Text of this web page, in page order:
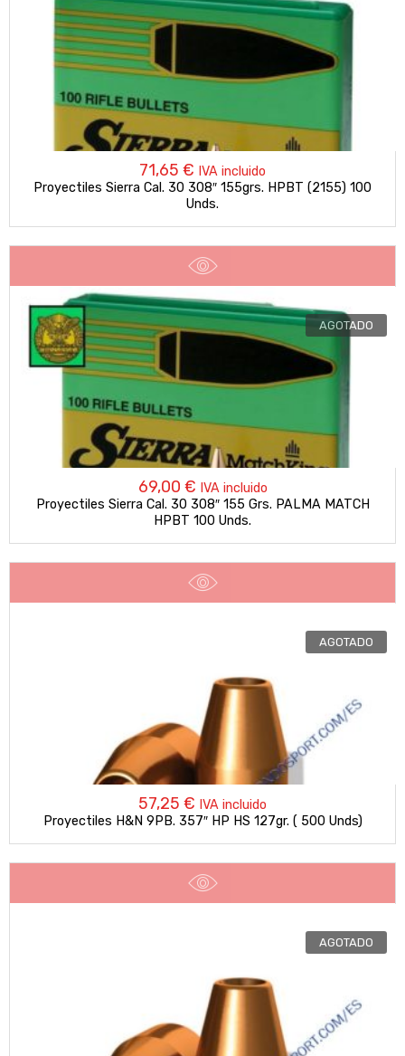
71,65 € IVA incluido
Proyectiles Sierra Cal. 30 308″ 155grs. HPBT (2155) 100
Unds.
AGOTADO
69,00 € IVA incluido
Proyectiles Sierra Cal. 30 308″ 155 Grs. PALMA MATCH
HPBT 100 Unds.
AGOTADO
57,25 € IVA incluido
Proyectiles H&N 9PB. 357″ HP HS 127gr. ( 500 Unds)
AGOTADO